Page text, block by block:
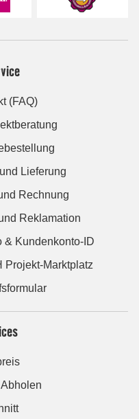
(FAQ)
Lieferung
Rechnung
Reklamation
& Kundenkonto-ID
Projekt-Marktplatz